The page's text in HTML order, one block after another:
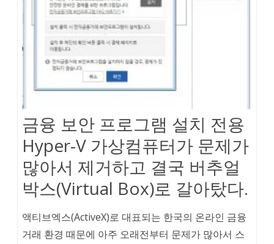
금융 보안 프로그램 설치 전용
Hyper-V 가상컴퓨터가 문제가
많아서 제거하고 결국 버추얼
박스(Virtual Box)로 갈아탔다.
액티브엑스(ActiveX)로 대표되는 한국의 온라인 금융
거래 환경 때문에 아주 오래전부터 문제가 많아서 스